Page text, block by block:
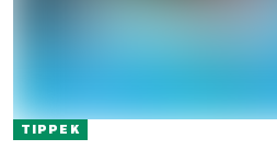
TIPPEK